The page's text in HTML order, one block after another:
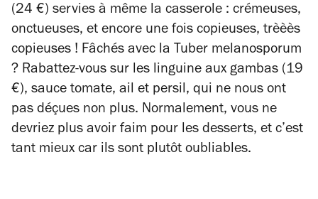
(24 €) servies à même la casserole : crémeuses,
onctueuses, et encore une fois copieuses, trèèès
copieuses ! Fâchés avec la Tuber melanosporum
? Rabattez-vous sur les linguine aux gambas (19
€), sauce tomate, ail et persil, qui ne nous ont
pas déçues non plus. Normalement, vous ne
devriez plus avoir faim pour les desserts, et c’est
tant mieux car ils sont plutôt oubliables.